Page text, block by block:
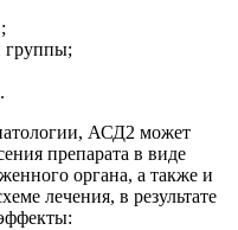
группы;
АСД2 может
препарата в виде
органа, а также и
лечения, в результате